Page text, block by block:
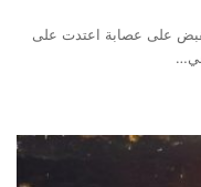
على عصابة اعتدت على